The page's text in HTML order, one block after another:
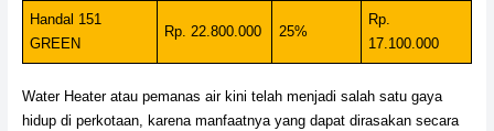
Handal 151
GREEN
Rp. 22.800.000 25%
Rp.
17.100.000
Water Heater atau pemanas air kini telah menjadi salah satu gaya
hidup di perkotaan, karena manfaatnya yang dapat dirasakan secara